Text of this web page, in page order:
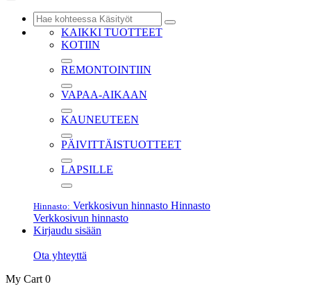
KAIKKI TUOTTEET
KOTIIN
REMONTOINTIIN
VAPAA-AIKAAN
KAUNEUTEEN
PÄIVITTÄISTUOTTEET
LAPSILLE
Hinnasto: Verkkosivun hinnasto Hinnasto
Verkkosivun hinnasto
Kirjaudu sisään
Ota yhteyttä
My Cart 0